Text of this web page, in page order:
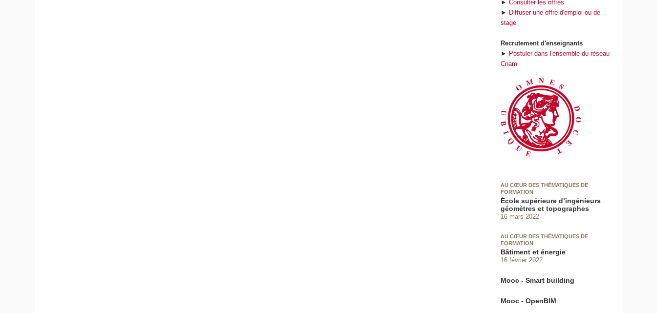
►Consulter les offres
► Diffuser une offre d'emploi ou de
stage
Recrutement d'enseignants
► Postuler dans l'ensemble du réseau
Cnam
AU CŒUR DES THÉMATIQUES DE
FORMATION
École supérieure d’ingénieurs
géomètres et topographes
16 mars 2022
AU CŒUR DES THÉMATIQUES DE
FORMATION
Bâtiment et énergie
16 février 2022
Mooc - Smart building
Mooc - OpenBIM